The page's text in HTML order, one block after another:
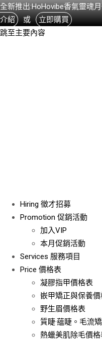
全新推出:HoHovibe香氣靈魂
介紹
或
立即購買
跳至主要內容
Hiring 徵才招募
Promotion 促銷活動
加入VIP
本月促銷活動
Services 服務項目
Price 價格表
凝膠指甲價格表
嵌甲矯正與保養價
野生眉價格表
質睫·蘊睫。毛流
熱蠟美肌除毛價格